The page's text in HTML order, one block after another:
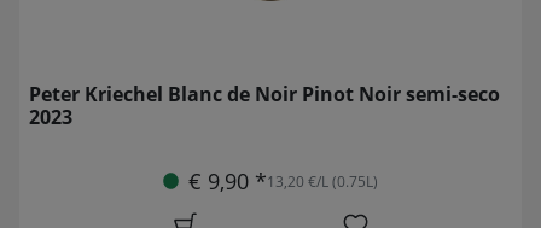
Peter Kriechel Blanc de Noir Pinot Noir semi-seco
2023
€ 9,90 *13,20 €/L (0.75L)